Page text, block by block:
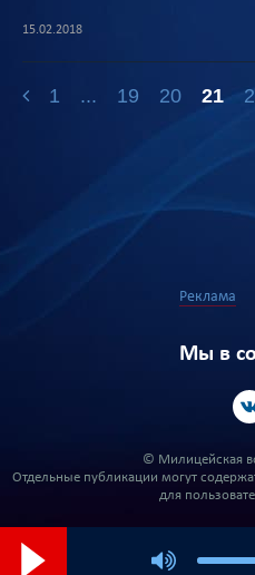
15.02.2018
1 ... 19 20 21
Реклама
Мы в
© Милицейская
Отдельные публикации могут
для